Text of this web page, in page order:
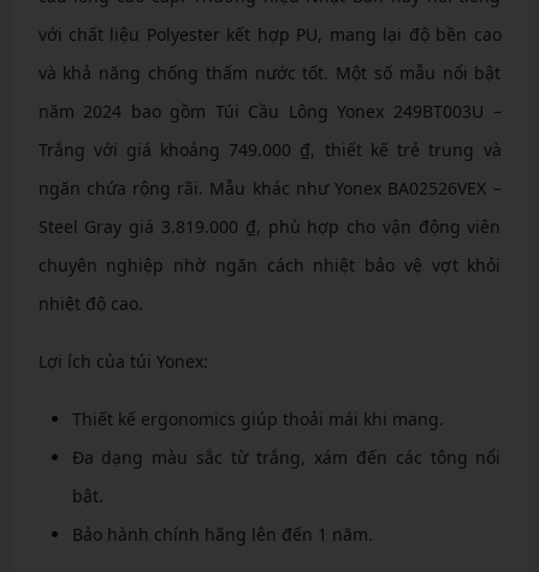
với chất liệu Polyester kết hợp PU, mang lại độ bền cao
và khả năng chống thấm nước tốt. Một số mẫu nổi bật
năm 2024 bao gồm Túi Cầu Lông Yonex 249BT003U –
Trắng với giá khoảng 749.000 ₫, thiết kế trẻ trung và
ngăn chứa rộng rãi. Mẫu khác như Yonex BA02526VEX –
Steel Gray giá 3.819.000 ₫, phù hợp cho vận động viên
chuyên nghiệp nhờ ngăn cách nhiệt bảo vệ vợt khỏi
nhiệt độ cao.
Lợi ích của túi Yonex:
Thiết kế ergonomics giúp thoải mái khi mang.
Đa dạng màu sắc từ trắng, xám đến các tông nổi
bật.
Bảo hành chính hãng lên đến 1 năm.